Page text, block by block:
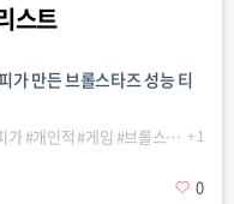
스트
가 만든 브롤스타즈 성능 티
가#개인적#게임 #브롤스타즈 +1
0